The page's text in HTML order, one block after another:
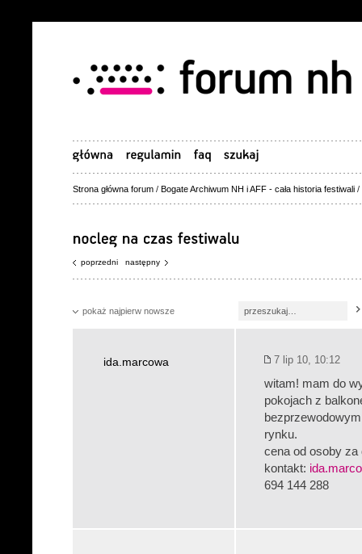
Strona główna forum / Bogate Archiwum NH i AFF - cała historia festiwali /
poprzedni następny
pokaż najpierw nowsze
ida.marcowa 7 lip 10, 10:12
witam! mam do
pokojach z
rynku.
cena od osoby za
kontakt:
694 144 288